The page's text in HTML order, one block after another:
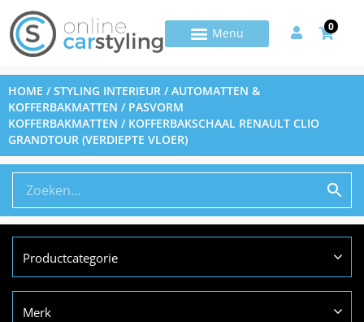
0
HOME /STYLING INTERIEUR /AUTOMATTEN &
KOFFERBAKMATTEN / PASVORM
KOFFERBAKMATTEN / KOFFERBAKSCHAAL RENAULT CLIO
GRANDTOUR (VERDIEPTE VLOER)
Productcategorie
Merk